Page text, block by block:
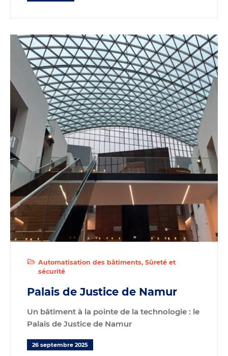
Automatisation des bâtiments Sûreté et
sécurité
Palais de Justice de Namur
Un bâtiment à la pointe de la technologie : le
Palais de Justice de Namur
26 septembre 2025